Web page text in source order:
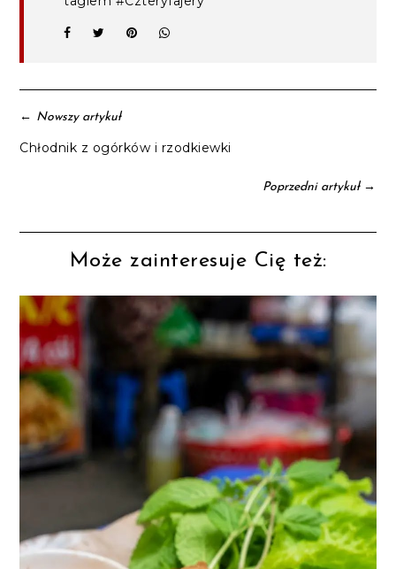
← Nowszy artykuł
Chłodnik z ogórków i rzodkiewki
Poprzedni artykuł→
Może zainteresuje Cię też: